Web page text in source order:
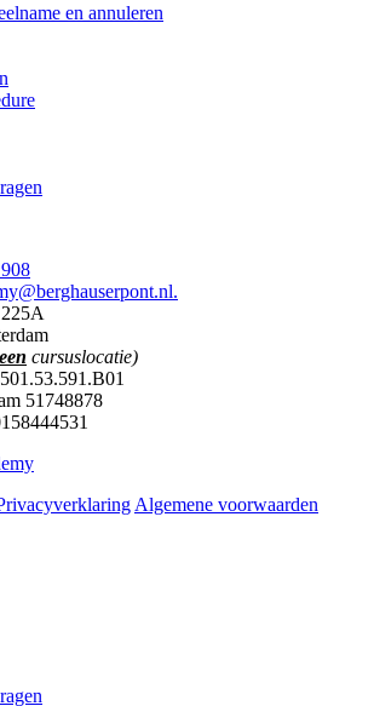
en annuleren
cursuslocatie)
51748878
Algemene voorwaarden